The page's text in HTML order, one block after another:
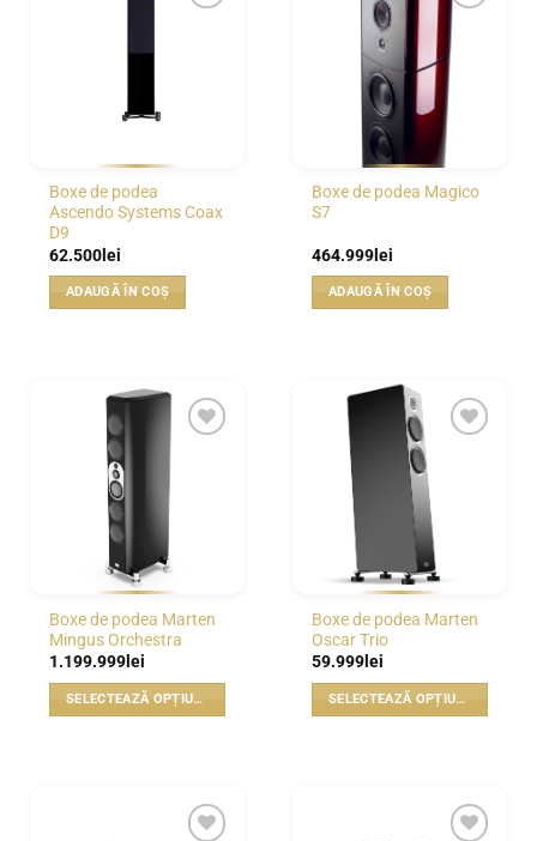
Boxe de podea
Ascendo Systems Coax
D9
62.500lei
ADAUGĂ ÎN COȘ
WISHLIST
Boxe de podea Magico
S7
464.999lei
ADAUGĂ ÎN COȘ
Boxe de podea Marten
Mingus Orchestra
1.199.999 lei
SELECTEAZĂ OPȚIUNILE
WISHLIST
Boxe de podea Marten
Oscar Trio
59.999 lei
SELECTEAZĂ OPȚIUNILE